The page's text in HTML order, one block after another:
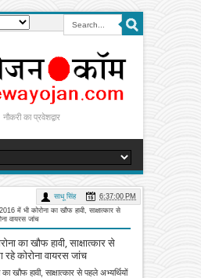
नौकरी का प्रवेशद्वार
में भी कोरोना का खौफ हावी, साक्षात्कार से
वायरस जांच
का खौफ हावी, साक्षात्कार से
रहे कोरोना वायरस जांच
साधू सिंह 6:37:00 PM
खौफ हावी, साक्षात्कार से पहले अभ्यर्थियों